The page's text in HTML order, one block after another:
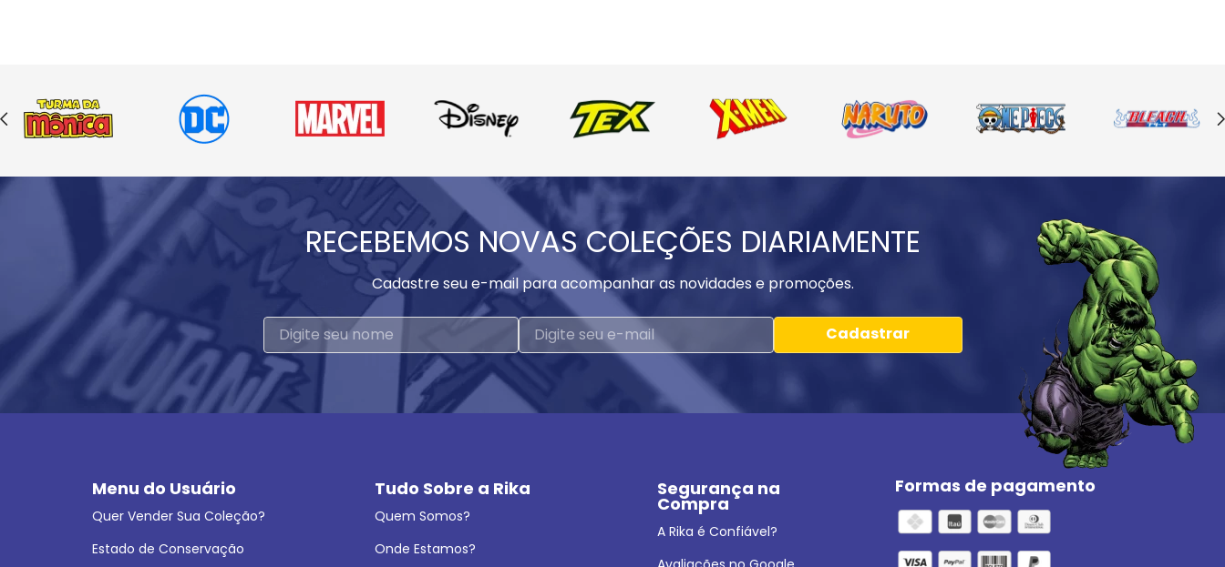
RECEBEMOS NOVAS COLEÇÕES DIARIAMENTE
Cadastre seu e-mail para acompanhar as novidades e promoções.
Cadastrar
Menu do Usuário
Quer Vender Sua Coleção?
Estado de Conservação
Tudo Sobre a Rika
Quem Somos?
Onde Estamos?
Segurança na
Compra
A Rika é Confiável?
Formas de pagamento